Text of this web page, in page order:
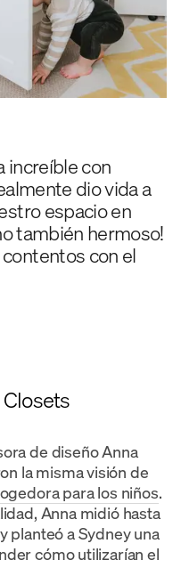
increíble con
dio vida a
espacio en
también hermoso!
con el
de diseño Anna
la misma visión de
para los niños.
Anna midió hasta
planteó a Sydney una
cómo utilizarían el